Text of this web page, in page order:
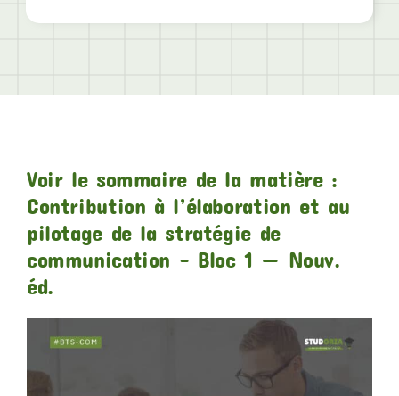
Voir le sommaire de la matière :
Contribution à l’élaboration et au
pilotage de la stratégie de
communication – Bloc 1 — Nouv.
éd.